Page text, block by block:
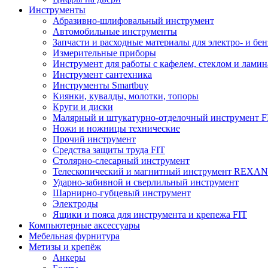
Инструменты
Абразивно-шлифовальный инструмент
Автомобильные инструменты
Запчасти и расходные материалы для электро- и
Измерительные приборы
Инструмент для работы с кафелем, стеклом и
Инструмент сантехника
Инструменты Smartbuy
Киянки, кувалды, молотки, топоры
Круги и диски
Малярный и штукатурно-отделочный инструмент
Ножи и ножницы технические
Прочий инструмент
Средства защиты труда FIT
Столярно-слесарный инструмент
Телескопический и магнитный инструмент
Ударно-забивной и сверлильный инструмент
Шарнирно-губцевый инструмент
Электроды
Ящики и пояса для инструмента и крепежа FIT
Компьютерные аксессуары
Мебельная фурнитура
Метизы и крепёж
Анкеры